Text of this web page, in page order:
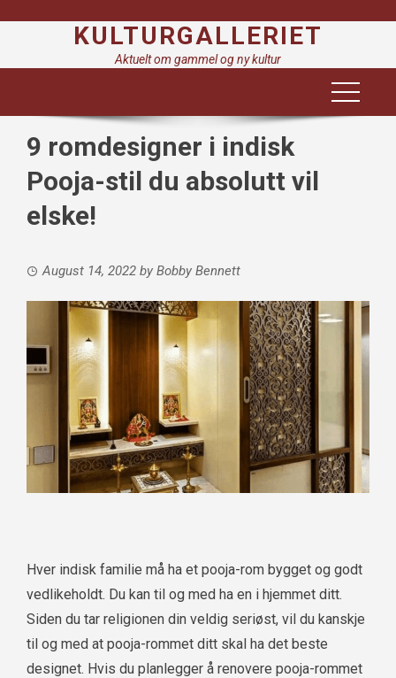
KULTURGALLERIET
Aktuelt om gammel og ny kultur
9 romdesigner i indisk
Pooja-stil du absolutt vil
elske!
August 14, 2022 by Bobby Bennett
Hver indisk familie må ha et pooja-rom bygget og godt
vedlikeholdt. Du kan til og med ha en i hjemmet ditt.
Siden du tar religionen din veldig seriøst, vil du kanskje
til og med at pooja-rommet ditt skal ha det beste
designet. Hvis du planlegger å renovere pooja-rommet